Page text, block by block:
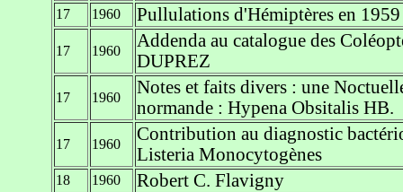
17 1960 Pullulations d'Hémiptères en 1959
17 1960
Addenda au catalogue des
DUPREZ
17 1960
Notes et faits divers : une
normande : Hypena Obsitalis HB.
17 1960
Contribution au diagnostic
Listeria Monocytogènes
18 1960 Robert C. Flavigny